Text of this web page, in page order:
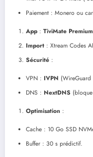
Paiement : Monero ou
App : TiviMate Premium
Import : Xtream Codes
Sécurité :
VPN : IVPN
DNS : NextDNS
Optimisation :
Cache : 10 Go SSD
Buffer : 30 s prédictif.